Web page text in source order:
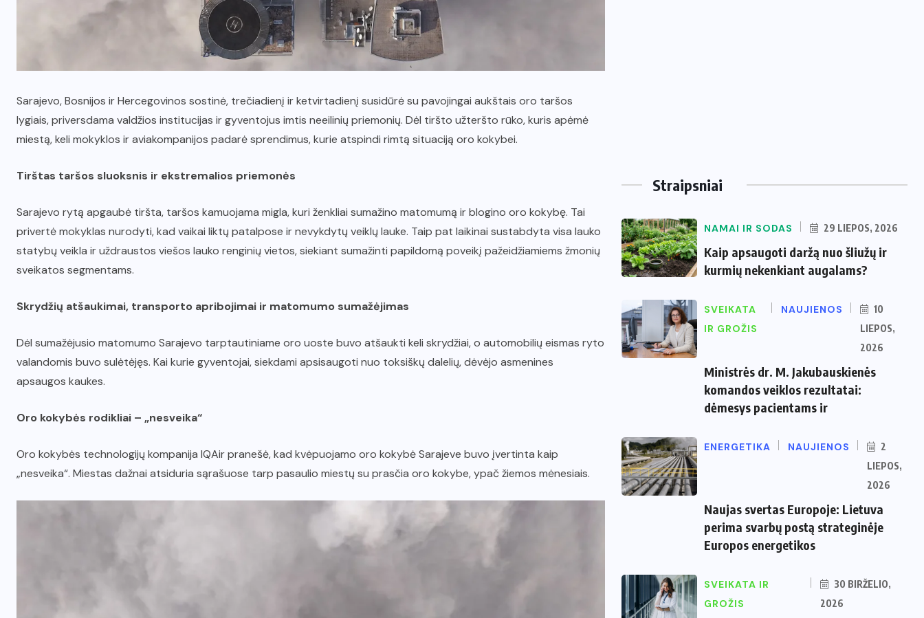
Sarajevo, Bosnijos ir Hercegovinos sostinė, trečiadienį ir ketvirtadienį susidūrė su pavojingai aukštais oro taršos
lygiais, priversdama valdžios institucijas ir gyventojus imtis neeilinių priemonių. Dėl tiršto užteršto rūko, kuris apėmė
miestą, keli mokyklos ir aviakompanijos padarė sprendimus, kurie atspindi rimtą situaciją oro kokybei.
Tirštas taršos sluoksnis ir ekstremalios priemonės
Sarajevo rytą apgaubė tiršta, taršos kamuojama migla, kuri ženkliai sumažino matomumą ir blogino oro kokybę. Tai
privertė mokyklas nurodyti, kad vaikai liktų patalpose ir nevykdytų veiklų lauke. Taip pat laikinai sustabdyta visa lauko
statybų veikla ir uždraustos viešos lauko renginių vietos, siekiant sumažinti papildomą poveikį pažeidžiamiems žmonių
sveikatos segmentams.
Skrydžių atšaukimai, transporto apribojimai ir matomumo sumažėjimas
Dėl sumažėjusio matomumo Sarajevo tarptautiniame oro uoste buvo atšaukti keli skrydžiai, o automobilių eismas ryto
valandomis buvo sulėtėjęs. Kai kurie gyventojai, siekdami apsisaugoti nuo toksiškų dalelių, dėvėjo asmenines
apsaugos kaukes.
Oro kokybės rodikliai – „nesveika“
Oro kokybės technologijų kompanija IQAir pranešė, kad kvėpuojamo oro kokybė Sarajeve buvo įvertinta kaip
„nesveika“. Miestas dažnai atsiduria sąrašuose tarp pasaulio miestų su prasčia oro kokybe, ypač žiemos mėnesiais.
Straipsniai
NAMAI IR SODAS 29 LIEPOS, 2026
Kaip apsaugoti daržą nuo šliužų ir
kurmių nekenkiant augalams?
SVEIKATA
IR GROŽIS
NAUJIENOS
10
LIEPOS,
2026
Ministrės dr. M. Jakubauskienės
komandos veiklos rezultatai:
dėmesys pacientams ir
ENERGETIKA NAUJIENOS
2
LIEPOS,
2026
Naujas svertas Europoje: Lietuva
perima svarbų postą strateginėje
Europos energetikos
SVEIKATA IR
GROŽIS
30 BIRŽELIO,
2026